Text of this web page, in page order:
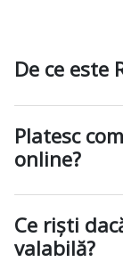
De ce este
Platesc
online?
Ce riști
valabilă?